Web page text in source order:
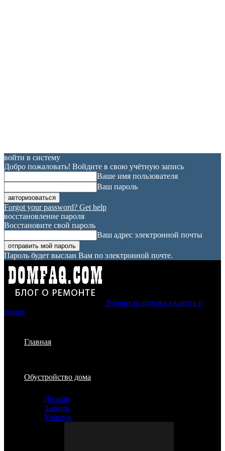
войти в систему
Добро пожаловать! Войдите в свою учётную запись
Ваше имя пользователя
Ваш пароль
Forgot your password? Get help
восстановление пароля
Восстановите свой пароль
Ваш адрес электронной почты
Пароль будет выслан Вам по электронной почте.
Ремонт и отделка квартир и
домов
Главная
Обустройство дома
Дизайн
Защита
Участок